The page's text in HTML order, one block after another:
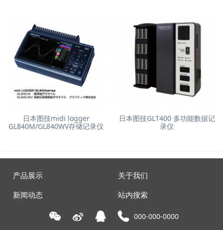
日本图技midi logger
GL840M/GL840WV存储记录仪
日本图技GLT400 多功能数据记
录仪
产品展示
关于我们
新闻动态
站内搜索
000-000-0000